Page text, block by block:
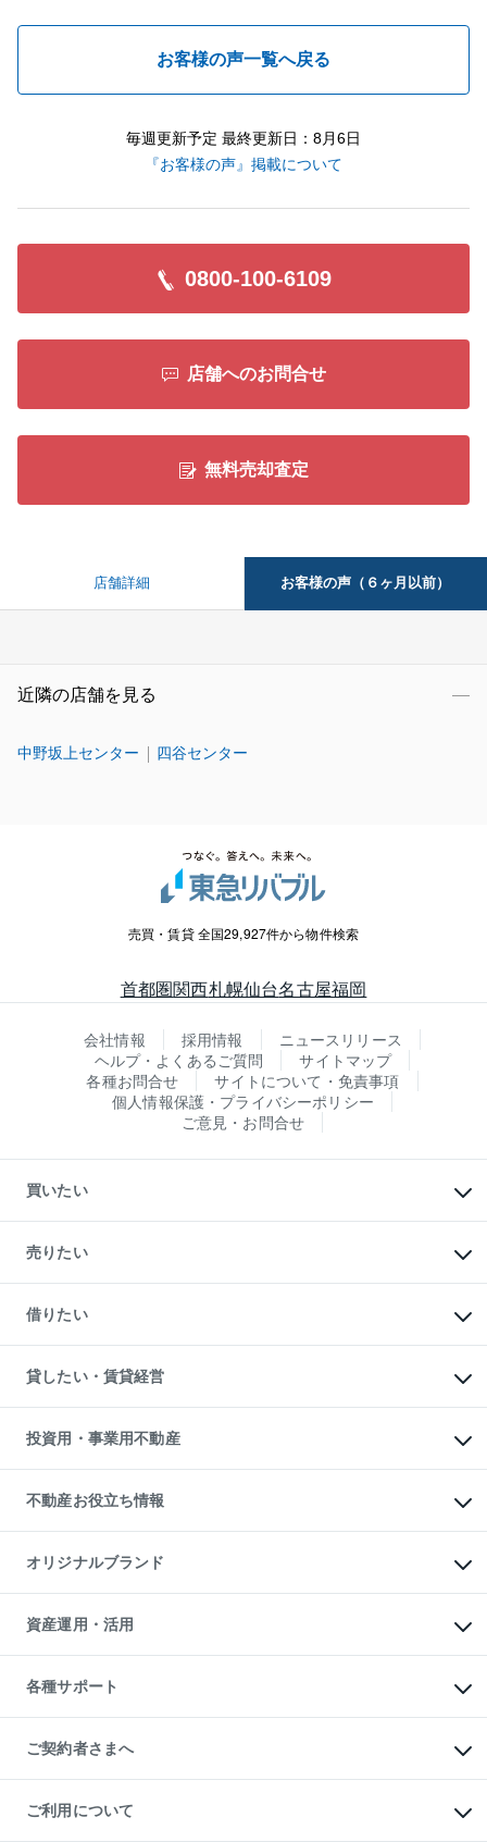
お客様の声一覧へ戻る
毎週更新予定 最終更新日：8月6日
『お客様の声』掲載について
0800-100-6109
店舗へのお問合せ
無料売却査定
店舗詳細 お客様の声（６ヶ月以前）
近隣の店舗を見る
中野坂上センター 四谷センター
売買・賃貸 全国29,927件から物件検索
首都圏関西札幌仙台名古屋福岡
会社情報 採用情報
ニュースリリース
ヘルプ・よくあるご質問
サイトマップ
各種お問合せ
サイトについて・免責事項
個人情報保護・プライバシーポリシー
ご意見・お問合せ
買いたい
新築・分譲マンションの購入
中古マンションの購入
一戸建ての購入
中古一戸建ての購入
不動産購入の流れ
注目キーワード物件特集
購入ガイド
English 繁体中文簡体中文
売りたい
一戸建ての売却・査定
土地の売却・査定
スピードAI査定
不動産査定について
不動産売却の流れ
不動産買換えの流れ
売却ガイド
借りたい
オフィス・店舗の賃貸
借りるときの流れ
借りるガイド
貸したい・賃貸経営
マンション賃料データ
賃貸管理プラン
リロケーションについて
貸すガイド
投資用・事業用不動産
事業用不動産
マンション投資
投資用マンション
アパート経営
収益物件
ビル購入（ビル一棟）
投資用不動産の売却査定
事業用不動産の売却査定
不動産お役立ち情報
マンションライブラリー
人気マンションランキング
暮らしに役立つ不動産メディア
不動産相場・不動産価格情報
不動産コラム・ニュース
不動産用語集
不動産なんでもネット相談室
住まいの税金
オリジナルブランド
一棟リノベーションマンション
L`GENTE（ルジェンテ）
区分リノベーションマンション
投資用一棟レジデンスWELL
不動産小口投資
LEGACIA（レガシア）
資産運用・活用
不動産M&A
アセットマネジメント・出資
各種サポート
相続サポート
リフォームサポート
ご契約者さまへ
ご紹介・再契約特典
入居者様専用-各種ご案内（賃貸）
ご利用について